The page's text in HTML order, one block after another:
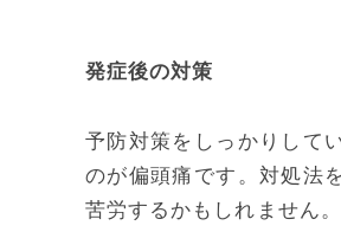
発症後の対策
予防対策をしっかりして
のが偏頭痛です。対処法
苦労するかもしれません。